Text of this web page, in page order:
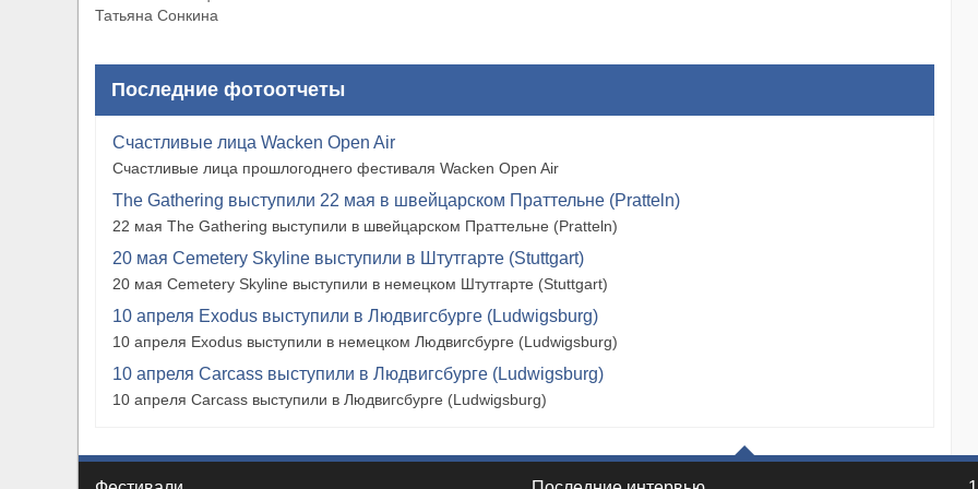
Татьяна Сонкина
Последние фотоотчеты
Счастливые лица Wacken Open Air
Счастливые лица прошлогоднего фестиваля Wacken Open Air
The Gathering выступили 22 мая в швейцарском Праттельне (Pratteln)
22 мая The Gathering выступили в швейцарском Праттельне (Pratteln)
20 мая Cemetery Skyline выступили в Штутгарте (Stuttgart)
20 мая Cemetery Skyline выступили в немецком Штутгарте (Stuttgart)
10 апреля Exodus выступили в Людвигсбурге (Ludwigsburg)
10 апреля Exodus выступили в немецком Людвигсбурге (Ludwigsburg)
10 апреля Carcass выступили в Людвигсбурге (Ludwigsburg)
10 апреля Carcass выступили в Людвигсбурге (Ludwigsburg)